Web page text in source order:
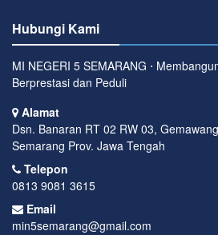
Hubungi Kami
MI NEGERI 5 SEMARANG ⋅
Berprestasi dan Peduli
Alamat
Dsn. Banaran RT 02 RW 03,
Semarang Prov. Jawa Tengah
Telepon
0813 9081 3615
Email
min5semarang@gmail.com